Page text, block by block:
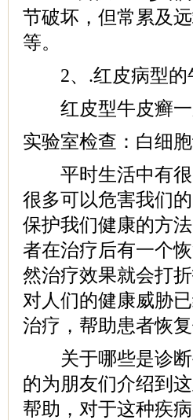
节破坏，但常累及
等。
2、.红皮病型的
红皮型牛皮癣一
实验室检查：白细胞
平时生活中有很
很多可以危害我们
保护我们健康的方
者在治疗后有一个
然治疗效果就会打
对人们的健康威胁
治疗，帮助患者恢复
关于哪些是诊断
的为朋友们介绍到
帮助，对于这种疾